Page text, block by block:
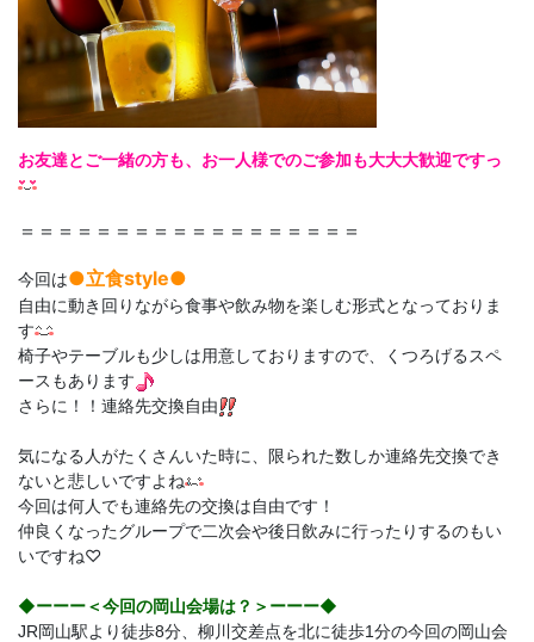
お友達とご一緒の方も、お一人様でのご参加も大大大歓迎ですっ
＝＝＝＝＝＝＝＝＝＝＝＝＝＝＝＝＝＝
今回は●立食style●
自由に動き回りながら食事や飲み物を楽しむ形式となっておりま
す
椅子やテーブルも少しは用意しておりますので、くつろげるスペ
ースもあります
さらに！！連絡先交換自由
気になる人がたくさんいた時に、限られた数しか連絡先交換でき
ないと悲しいですよね
今回は何人でも連絡先の交換は自由です！
仲良くなったグループで二次会や後日飲みに行ったりするのもい
いですね♡
◆ーーー＜今回の岡山会場は？＞ーーー◆
JR岡山駅より徒歩8分、柳川交差点を北に徒歩1分の今回の岡山会